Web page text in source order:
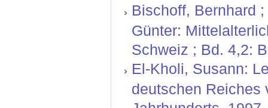
Bischoff, Bernhard
Günter:
Schweiz ; Bd. 4,2:
El-Kholi, Susann:
deutschen Reiches